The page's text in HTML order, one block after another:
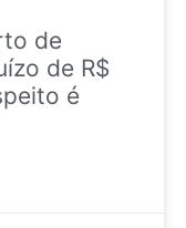
de
de R$
é